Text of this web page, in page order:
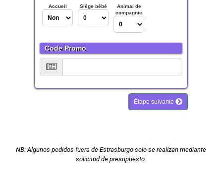
NB: Algunos pedidos fuera de Estrasburgo solo se realizan mediante
solicitud de presupuesto.